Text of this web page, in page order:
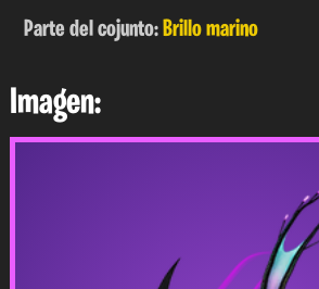
Parte del cojunto:Brillo marino
Imagen: